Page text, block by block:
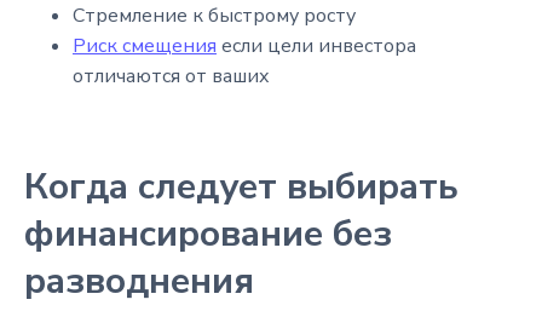
Стремление к быстрому росту
Риск смещения если цели инвестора
отличаются от ваших
Когда следует выбирать
финансирование без
разводнения